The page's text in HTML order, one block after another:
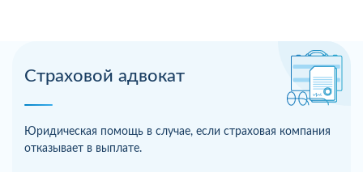
Страховой адвокат
Юридическая помощь в случае, если страховая компания
отказывает в выплате.